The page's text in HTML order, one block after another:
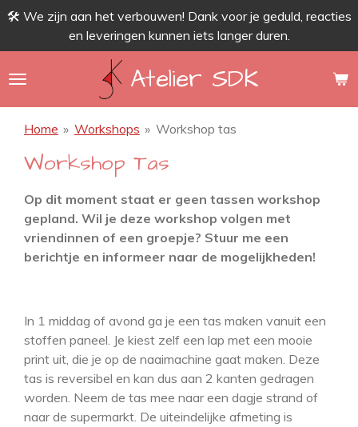
Ga
naar
de
Atelier SDK
🛠 We zijn aan het verbouwen! Dank voor je geduld, reacties
en leveringen kunnen iets langer duren.
Home » Workshops » Workshop tas
Workshop Tas
Op dit moment staat er geen tassen workshop
gepland. Wil je deze workshop volgen met
vriendinnen of een groepje? Stuur me een
berichtje en informeer naar de mogelijkheden!
In 1 middag of avond ga je een tas maken vanuit een
stoffen paneel. Je kiest zelf een lap met een mooie
print uit, die je op de naaimachine gaat maken. Deze
tas is reversibel en kan dus aan 2 kanten gedragen
worden. Neem de tas mee naar een dagje strand of
naar de supermarkt. De uiteindelijke afmeting is